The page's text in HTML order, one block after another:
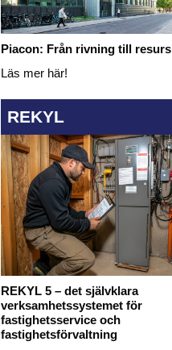
Piacon: Från rivning till resurs
Läs mer här!
REKYL
REKYL 5 – det självklara
verksamhetssystemet för
fastighetsservice och
fastighetsförvaltning